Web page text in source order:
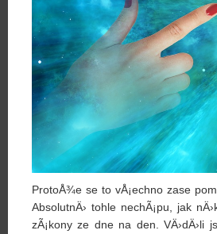
ProtoÅ¾e se to vÅ¡echno zase
AbsolutnÄ› tohle nechÃ¡pu, jak
zÃ¡kony ze dne na den.